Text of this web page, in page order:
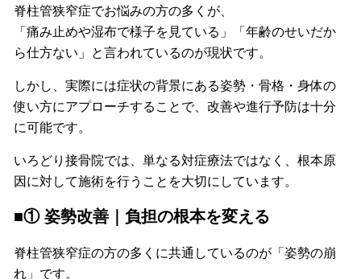
脊柱管狭窄症でお悩みの方の多くが、
「痛み止めや湿布で様子を見ている」「年齢のせいだか
ら仕方ない」と言われているのが現状です。
しかし、実際には症状の背景にある姿勢・骨格・身体の
使い方にアプローチすることで、改善や進行予防は十分
に可能です。
いろどり接骨院では、単なる対症療法ではなく、根本原
因に対して施術を行うことを大切にしています。
■① 姿勢改善｜負担の根本を変える
脊柱管狭窄症の方の多くに共通しているのが「姿勢の崩
れ」です。